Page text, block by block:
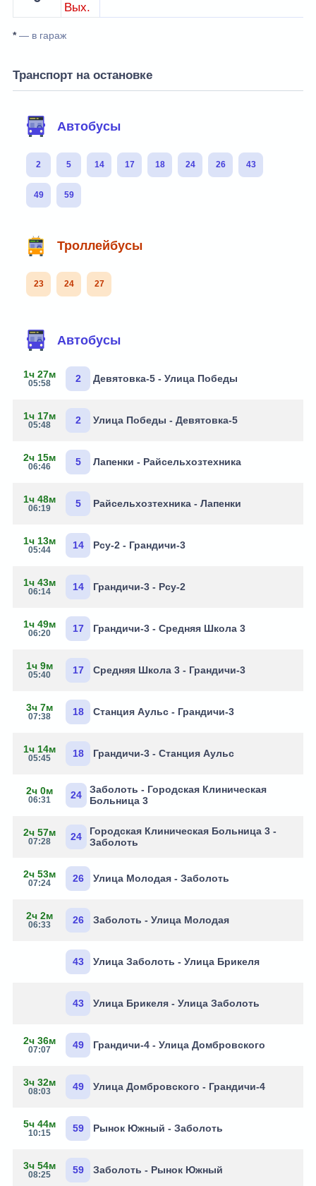
Вых.
*— в гараж
Транспорт на остановке
Автобусы
2 5 14 17 18 24 26 43
49 59
Троллейбусы
23 24 27
Автобусы
1ч 27м
05:58 2 Девятовка-5 - Улица Победы
1ч 17м
05:48 2 Улица Победы - Девятовка-5
2ч 15м
06:46 5 Лапенки - Райсельхозтехника
1ч 48м
06:19 5 Райсельхозтехника - Лапенки
1ч 13м
05:44 14 Рсу-2 - Грандичи-3
1ч 43м
06:14 14 Грандичи-3 - Рсу-2
1ч 49м
06:20 17 Грандичи-3 - Средняя Школа 3
1ч 9м
05:40 17 Средняя Школа 3 - Грандичи-3
3ч 7м
07:38 18 Станция Аульс - Грандичи-3
1ч 14м
05:45 18 Грандичи-3 - Станция Аульс
2ч 0м
06:31 24
Заболоть - Городская Клиническая
Больница 3
2ч 57м
07:28 24
Городская Клиническая Больница 3 -
Заболоть
2ч 53м
07:24 26 Улица Молодая - Заболоть
2ч 2м
06:33 26 Заболоть - Улица Молодая
43 Улица Заболоть - Улица Брикеля
43 Улица Брикеля - Улица Заболоть
2ч 36м
07:07 49 Грандичи-4 - Улица Домбровского
3ч 32м
08:03 49 Улица Домбровского - Грандичи-4
5ч 44м
10:15 59 Рынок Южный - Заболоть
3ч 54м
08:25 59 Заболоть - Рынок Южный